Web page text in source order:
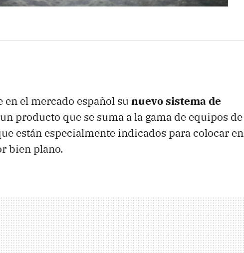
en el mercado español sunuevo sistema de
producto que se suma a la gama de equipos de
están especialmente indicados para colocar en
bien plano.